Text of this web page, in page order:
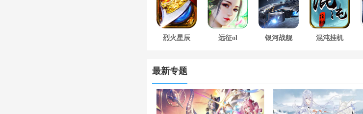
烈火星辰 远征ol 银河战舰 混沌挂机
最新专题